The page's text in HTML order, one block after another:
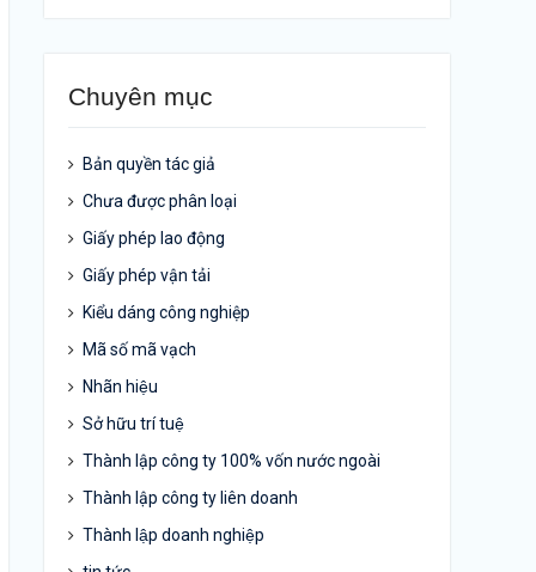
Chuyên mục
Bản quyền tác giả
Chưa được phân loại
Giấy phép lao động
Giấy phép vận tải
Kiểu dáng công nghiệp
Mã số mã vạch
Nhãn hiệu
Sở hữu trí tuệ
Thành lập công ty 100% vốn nước ngoài
Thành lập công ty liên doanh
Thành lập doanh nghiệp